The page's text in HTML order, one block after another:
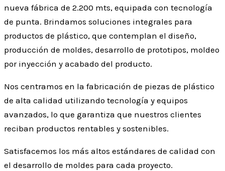
nueva fábrica de 2.200 mts, equipada con tecnología
de punta. Brindamos soluciones integrales para
productos de plástico, que contemplan el diseño,
producción de moldes, desarrollo de prototipos, moldeo
por inyección y acabado del producto.
Nos centramos en la fabricación de piezas de plástico
de alta calidad utilizando tecnología y equipos
avanzados, lo que garantiza que nuestros clientes
reciban productos rentables y sostenibles.
Satisfacemos los más altos estándares de calidad con
el desarrollo de moldes para cada proyecto.